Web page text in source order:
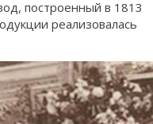
построенный в 1813
реализовалась